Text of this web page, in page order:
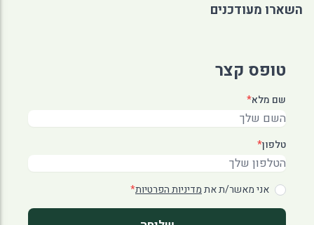
השארו מעודכנים
טופס קצר
שם מלא*
טלפון*
אני מאשר/ת אתמדיניות הפרטיות*